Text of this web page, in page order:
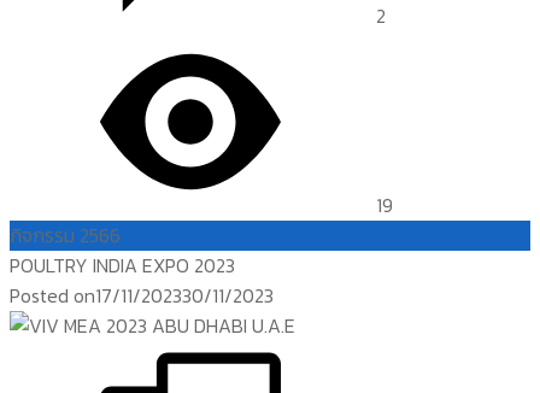
2
19
กิจกรรม 2566
POULTRY INDIA EXPO 2023
Posted on17/11/202330/11/2023